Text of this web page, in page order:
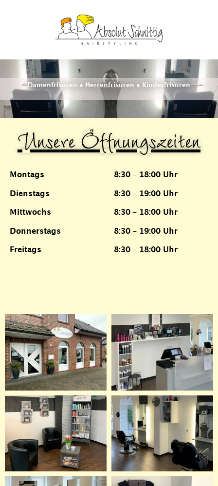
Damenfrisuren • Herrenfrisuren • Kinderfrisuren
Unsere Öffnungszeiten
Montags
Dienstags
Mittwochs
Donnerstags
Freitags
8:30 – 18:00 Uhr
8:30 – 19:00 Uhr
8:30 – 18:00 Uhr
8:30 – 19:00 Uhr
8:30 – 18:00 Uhr